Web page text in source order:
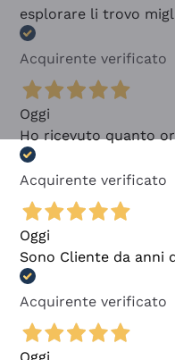
esplorare li trovo
Acquirente verificato
Oggi
Ho ricevuto quanto
Acquirente verificato
Oggi
Sono Cliente da anni
Acquirente verificato